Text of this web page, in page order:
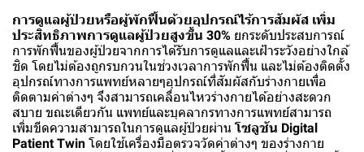
การดูแลผู้ป่วยหรือผู้พักฟื้นด้วยอุปกรณ์ไร้การสัมผัส เพิ่ม
ประสิทธิภาพการดูแลผู้ป่วยสูงขึ้น 30% ยกระดับประสบการณ์
การพักฟื้นของผู้ป่วยจากการได้รับการดูแลและเฝ้าระวังอย่างใกล้
ชิด โดยไม่ต้องถูกรบกวนในช่วงเวลาการพักฟื้น และไม่ต้องติดตั้ง
อุปกรณ์ทางการแพทย์หลายๆอุปกรณ์ที่สัมผัสกับร่างกายเพื่อ
ติดตามค่าต่างๆ จึงสามารถเคลื่อนไหวร่างกายได้อย่างสะดวก
สบาย ขณะเดียวกัน แพทย์และบุคลากรทางการแพทย์สามารถ
เพิ่มขีดความสามารถในการดูแลผู้ป่วยผ่าน โซลูชัน Digital
Patient Twin โดยใช้เครื่องมือตรวจวัดค่าต่างๆ ของร่างกาย